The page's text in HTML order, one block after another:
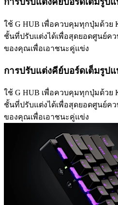
ใช้ G HUB เพื่อควบคุมทุกปุ่มด้วย
ชั้นที่ปรับแต่งได้เพื่อสุดยอดศูนย์ค
ของคุณเพื่อเอาชนะคู่แข่ง
การปรับแต่งคีย์บอร์ดเต็มรูป
ใช้ G HUB เพื่อควบคุมทุกปุ่มด้วย
ชั้นที่ปรับแต่งได้เพื่อสุดยอดศูนย์ค
ของคุณเพื่อเอาชนะคู่แข่ง